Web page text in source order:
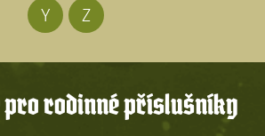
Y
Z
rodinné příslušníky